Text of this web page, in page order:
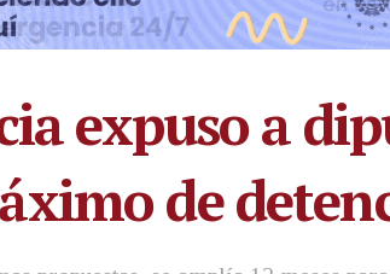
expuso a
de